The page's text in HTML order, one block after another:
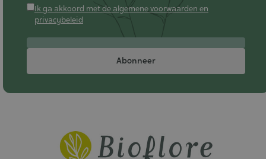
Ik ga akkoord met de algemene voorwaarden en
privacybeleid
Abonneer